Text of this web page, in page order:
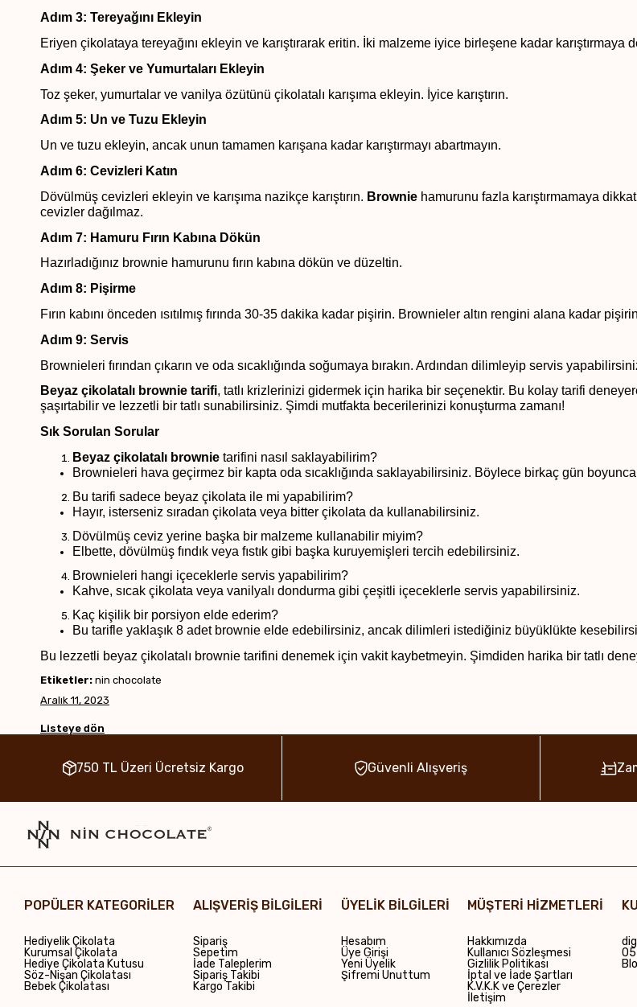
Adım 3: Tereyağını Ekleyin
Eriyen çikolataya tereyağını ekleyin ve karıştırarak eritin. İki malzeme iyice birleşene kadar karıştırmaya
Adım 4: Şeker ve Yumurtaları Ekleyin
Toz şeker, yumurtalar ve vanilya özütünü çikolatalı karışıma ekleyin. İyice karıştırın.
Adım 5: Un ve Tuzu Ekleyin
Un ve tuzu ekleyin, ancak unun tamamen karışana kadar karıştırmayı abartmayın.
Adım 6: Cevizleri Katın
Dövülmüş cevizleri ekleyin ve karışıma nazikçe karıştırın. Brownie hamurunu fazla karıştırmamaya
cevizler dağılmaz.
Adım 7: Hamuru Fırın Kabına Dökün
Hazırladığınız brownie hamurunu fırın kabına dökün ve düzeltin.
Adım 8: Pişirme
Fırın kabını önceden ısıtılmış fırında 30-35 dakika kadar pişirin. Brownieler altın rengini alana kadar
Adım 9: Servis
Brownieleri fırından çıkarın ve oda sıcaklığında soğumaya bırakın. Ardından dilimleyip servis
Beyaz çikolatalı brownie tarifi, tatlı krizlerinizi gidermek için harika bir seçenektir. Bu kolay tarifi
şaşırtabilir ve lezzetli bir tatlı sunabilirsiniz. Şimdi mutfakta becerilerinizi konuşturma zamanı!
Sık Sorulan Sorular
Beyaz çikolatalı brownie tarifini nasıl saklayabilirim?
Brownieleri hava geçirmez bir kapta oda sıcaklığında saklayabilirsiniz. Böylece birkaç gün
Bu tarifi sadece beyaz çikolata ile mi yapabilirim?
Hayır, isterseniz sıradan çikolata veya bitter çikolata da kullanabilirsiniz.
Dövülmüş ceviz yerine başka bir malzeme kullanabilir miyim?
Elbette, dövülmüş fındık veya fıstık gibi başka kuruyemişleri tercih edebilirsiniz.
Brownieleri hangi içeceklerle servis yapabilirim?
Kahve, sıcak çikolata veya vanilyalı dondurma gibi çeşitli içeceklerle servis yapabilirsiniz.
Kaç kişilik bir porsiyon elde ederim?
Bu tarifle yaklaşık 8 adet brownie elde edebilirsiniz, ancak dilimleri istediğiniz büyüklükte
Bu lezzetli beyaz çikolatalı brownie tarifini denemek için vakit kaybetmeyin. Şimdiden harika bir tatlı
Etiketler: nin chocolate
Aralık 11, 2023
Listeye dön
750 TL Üzeri Ücretsiz Kargo Güvenli Alışveriş
POPÜLER KATEGORİLER
Hediyelik Çikolata
Kurumsal Çikolata
Hediye Çikolata Kutusu
Söz-Nişan Çikolatası
Bebek Çikolatası
ALIŞVERİŞ BİLGİLERİ
Sipariş
Sepetim
İade Taleplerim
Sipariş Takibi
Kargo Takibi
ÜYELİK BİLGİLERİ
Hesabım
Üye Girişi
Yeni Üyelik
Şifremi Unuttum
MÜŞTERİ HİZMETLERİ
Hakkımızda
Kullanıcı Sözleşmesi
Gizlilik Politikası
İptal ve İade Şartları
K.V.K.K ve Çerezler
İletişim